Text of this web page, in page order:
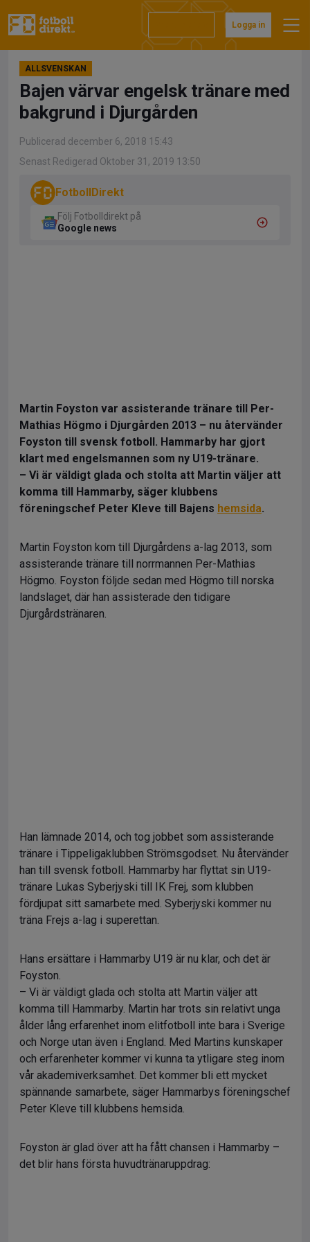
till
Logga in
ALLSVENSKAN
Bajen värvar engelsk tränare med
bakgrund i Djurgården
Publicerad december 6, 2018 15:43
Senast Redigerad Oktober 31, 2019 13:50
FotbollDirekt
Följ Fotbolldirekt på
Google news
Martin Foyston var assisterande tränare till Per-
Mathias Högmo i Djurgården 2013 – nu återvänder
Foyston till svensk fotboll. Hammarby har gjort
klart med engelsmannen som ny U19-tränare.
– Vi är väldigt glada och stolta att Martin väljer att
komma till Hammarby, säger klubbens
föreningschef Peter Kleve till Bajens hemsida.
Martin Foyston kom till Djurgårdens a-lag 2013, som
assisterande tränare till norrmannen Per-Mathias
Högmo. Foyston följde sedan med Högmo till norska
landslaget, där han assisterade den tidigare
Djurgårdstränaren.
Han lämnade 2014, och tog jobbet som assisterande
tränare i Tippeligaklubben Strömsgodset. Nu återvänder
han till svensk fotboll. Hammarby har flyttat sin U19-
tränare Lukas Syberjyski till IK Frej, som klubben
fördjupat sitt samarbete med. Syberjyski kommer nu
träna Frejs a-lag i superettan.
Hans ersättare i Hammarby U19 är nu klar, och det är
Foyston.
– Vi är väldigt glada och stolta att Martin väljer att
komma till Hammarby. Martin har trots sin relativt unga
ålder lång erfarenhet inom elitfotboll inte bara i Sverige
och Norge utan även i England. Med Martins kunskaper
och erfarenheter kommer vi kunna ta ytligare steg inom
vår akademiverksamhet. Det kommer bli ett mycket
spännande samarbete, säger Hammarbys föreningschef
Peter Kleve till klubbens hemsida.
Foyston är glad över att ha fått chansen i Hammarby –
det blir hans första huvudtränaruppdrag: